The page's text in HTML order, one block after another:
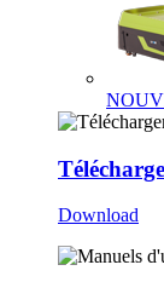
Download